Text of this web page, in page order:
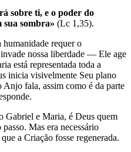
sobre ti, e o poder do
sua sombra» (Lc 1,35).
humanidade requer o
nossa liberdade — Ele age
está representada toda a
inicia visivelmente Seu plano
fala, assim como é da parte
Gabriel e Maria, é Deus quem
Mas era necessário
a Criação fosse regenerada.